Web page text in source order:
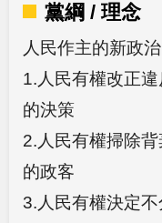
黨綱 / 理念
人民作主的新政治
1.人民有權改正
的決策
2.人民有權掃除
的政客
3.人民有權決定